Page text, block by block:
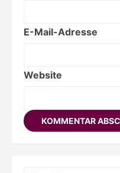
E-Mail-Adresse
Website